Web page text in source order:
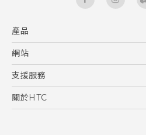
English - Quick
產品
5G
智能手機
區塊鍊手機
網站
HTC Dev
HTC Research
支援服務
服務中心
關於HTC